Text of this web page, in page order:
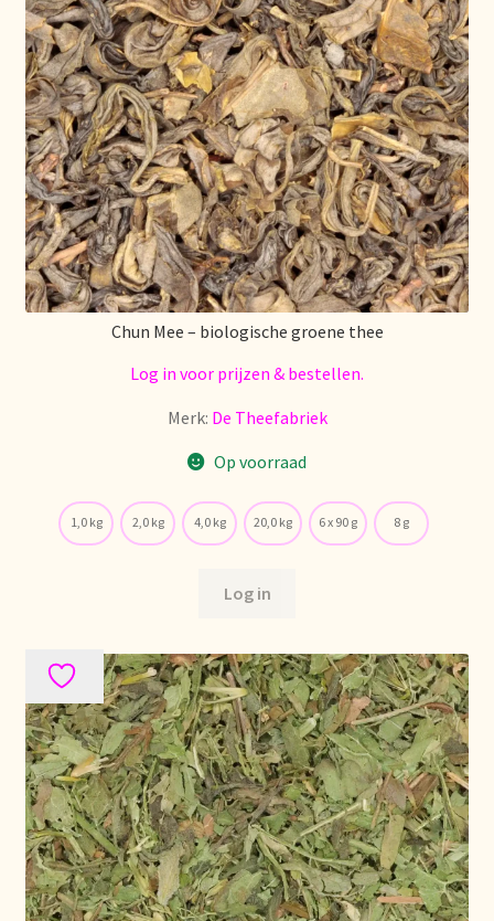
Sortiment
Stock matters
Surtido
Terms and Conditions
Über uns
Unsere Vision von Tee
Versand und Lieferung
Voedselveiligheid
Webwinkel
Welcome to our Tea Wholesale business!
Willkommen in unserem Teegroßhandel!
Winkelwagen
Chun Mee – biologische groene thee
Log in voor prijzen & bestellen.
Merk: De Theefabriek
Op voorraad
1,0 kg 2,0 kg 4,0 kg 20,0 kg 6 x 90 g 8 g
Log in